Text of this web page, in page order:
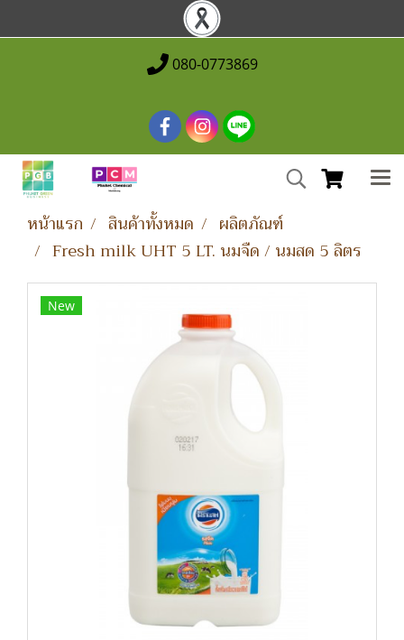
080-0773869
หน้าแรก สินค้าทั้งหมด
ผลิตภัณฑ์
Fresh milk UHT 5 LT. นมจืด / นมสด 5 ลิตร
New